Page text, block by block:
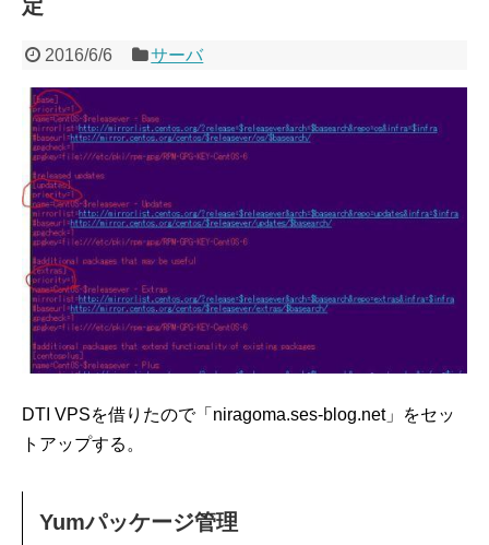
定
2016/6/6 サーバ
DTI VPSを借りたので「niragoma.ses-blog.net」をセッ
トアップする。
Yumパッケージ管理